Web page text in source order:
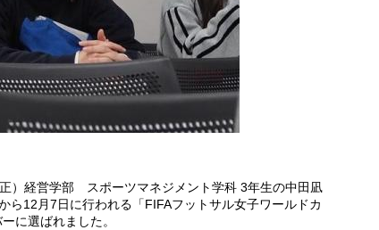
）経営学部 スポーツマネジメント学科 3年生の中田凪
ら12月7日に行われる「FIFAフットサル女子ワールドカ
に選ばれました。